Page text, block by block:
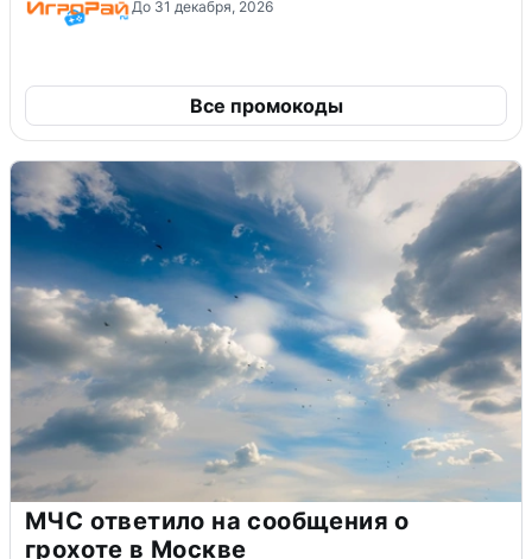
До 31 декабря, 2026
Все промокоды
МЧС ответило на сообщения о
грохоте в Москве